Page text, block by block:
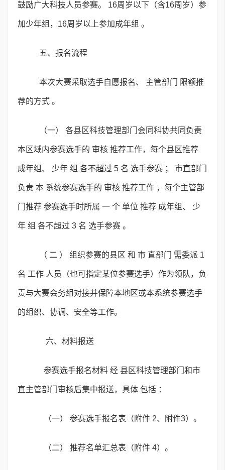
鼓励广大科技人员参赛。 16周岁以下（含16周岁）参
加少年组，16周岁以上参加成年组 。
五、报名流程
本次大赛采取选手自愿报名、 主管部门 限额推
荐的方式 。
（一） 各县区科技管理部门会同科协共同负责
本区域内参赛选手的 审核 推荐工作，每个县区推荐
成年组、 少年 组 各不超过 5 名 选手参赛 ； 市直部门
负责 本 系统参赛选手的 审核 推荐工作 ，每个主管部
门推荐 参赛选手时所属 一 个 单位 推荐 成年组、 少
年 组 各不超过 3 名 选手参赛 。
（ 二 ） 组织参赛的县区 和 市 直部门 需委派 1
名 工作 人员（也可指定某位参赛选手）作为领队，负
责与大赛会务组对接并保障本地区或本系统参赛选手
的组织、协调、安全等工作。
六、材料报送
参赛选手报名材料 经 县区科技管理部门和市
直主管部门审核后集中报送，具体 包括 ：
（一） 参赛选手报名表（附件 2、附件3）。
（二） 推荐名单汇总表（附件 4）。